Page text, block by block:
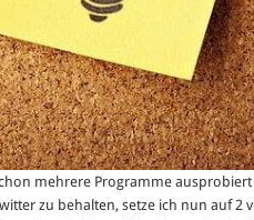
mehrere Programme
zu behalten, setze ich nun auf 2